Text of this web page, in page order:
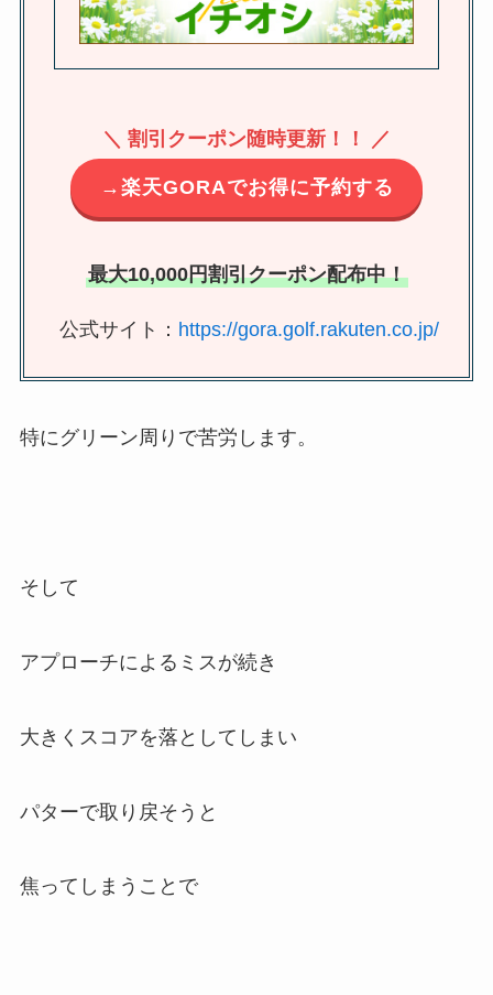
＼ 割引クーポン随時更新！！ ／
→楽天GORAでお得に予約する
最大10,000円割引クーポン配布中！
公式サイト： https://gora.golf.rakuten.co.jp/
特にグリーン周りで苦労します。
そして
アプローチによるミスが続き
大きくスコアを落としてしまい
パターで取り戻そうと
焦ってしまうことで